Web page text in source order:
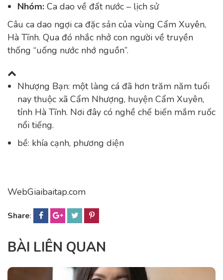
Nhóm: Ca dao về đất nước – lịch sử
Câu ca dao ngợi ca đặc sản của vùng Cẩm Xuyên,
Hà Tĩnh. Qua đó nhắc nhở con người về truyền
thống “uống nước nhớ nguồn”.
Nhượng Bạn: một làng cá đã hơn trăm năm tuổi
nay thuộc xã Cẩm Nhượng, huyện Cẩm Xuyên,
tỉnh Hà Tĩnh. Nơi đây có nghề chế biến mắm ruốc
nổi tiếng.
bề: khía cạnh, phương diện
WebGiaibaitap.com
Share:
BÀI LIÊN QUAN